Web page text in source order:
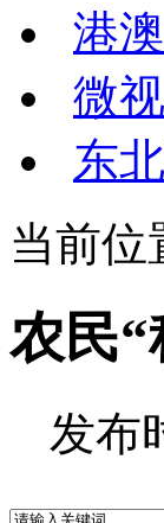
港
微
东
当前位
农民
发布